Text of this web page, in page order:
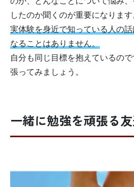
したのか聞くのが重要になります
実体験を身近で知っている人の
なることはありません。
自分も同じ目標を抱えているの
張ってみましょう。
一緒に勉強を頑張る